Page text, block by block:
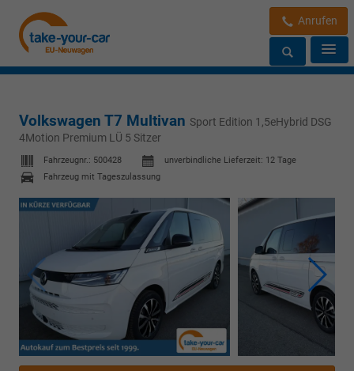
Anrufen
Volkswagen T7 Multivan Sport Edition 1,5eHybrid DSG
4Motion Premium LÜ 5 Sitzer
Fahrzeugnr.: 500428 unverbindliche Lieferzeit: 12 Tage
Fahrzeug mit Tageszulassung